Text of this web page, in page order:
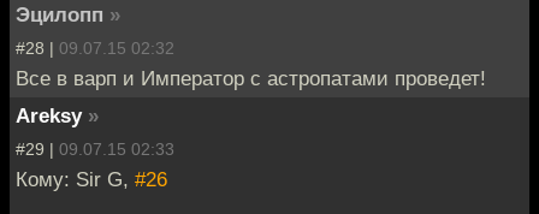
Эцилопп »
#28 | 09.07.15 02:32
Все в варп и Император с астропатами проведет!
Areksy »
#29 | 09.07.15 02:33
Кому: Sir G, #26